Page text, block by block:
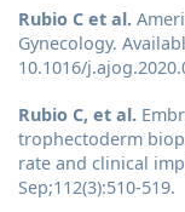
Rubio C et al.
Gynecology.
10.1016/
Rubio C, et al.
trophectoderm
rate and clinical
Sep;112(3):510-519.